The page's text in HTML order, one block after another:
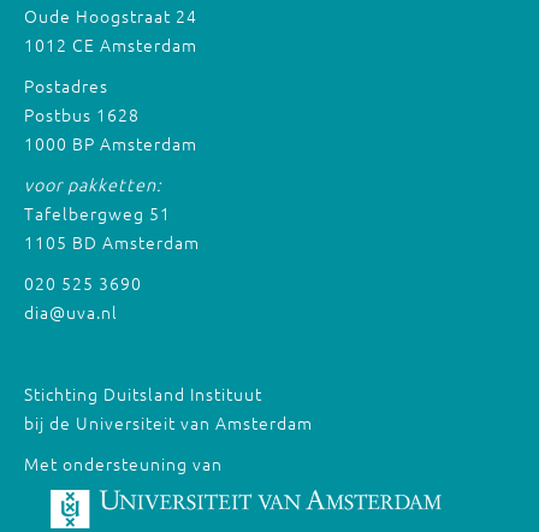
Oude Hoogstraat 24
1012 CE Amsterdam
Postadres
Postbus 1628
1000 BP Amsterdam
voor pakketten:
Tafelbergweg 51
1105 BD Amsterdam
020 525 3690
dia@uva.nl
Stichting Duitsland Instituut
bij de Universiteit van Amsterdam
Met ondersteuning van